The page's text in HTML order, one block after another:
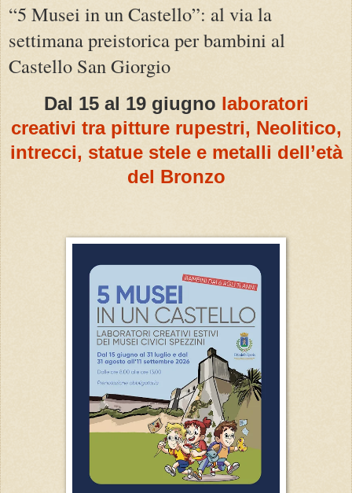
“5 Musei in un Castello”: al via la
settimana preistorica per bambini al
Castello San Giorgio
Dal 15 al 19 giugno laboratori
creativi tra pitture rupestri, Neolitico,
intrecci, statue stele e metalli dell’età
del Bronzo